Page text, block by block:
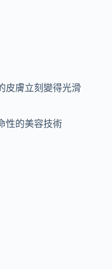
皮膚立刻變得光滑
性的美容技術